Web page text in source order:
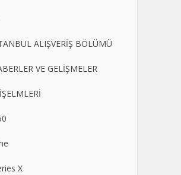
ALIŞVERİŞ BÖLÜMÜ
VE GELİŞMELER
X